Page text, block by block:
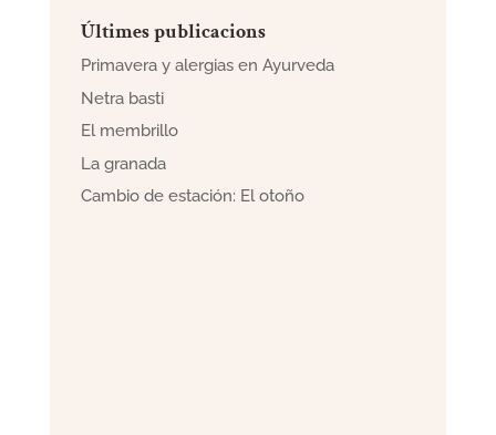
Últimes publicacions
Primavera y alergias en Ayurveda
Netra basti
El membrillo
La granada
Cambio de estación: El otoño